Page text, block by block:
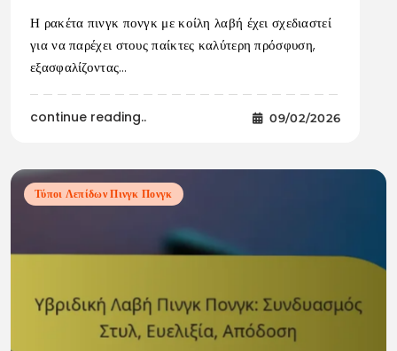
Η ρακέτα πινγκ πονγκ με κοίλη λαβή έχει σχεδιαστεί
για να παρέχει στους παίκτες καλύτερη πρόσφυση,
εξασφαλίζοντας…
continue reading.. 09/02/2026
Τύποι Λεπίδων Πινγκ Πονγκ